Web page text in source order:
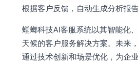
根据客户反馈，自动生成分析报
螳螂科技AI客服系统以其智能化
天候的客户服务解决方案。未来
通过技术创新和场景优化，为企